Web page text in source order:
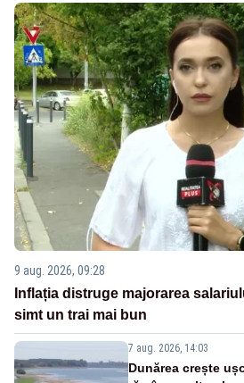
9 aug. 2026, 09:28
Inflația distruge majorarea
simt un trai mai bun
7 aug. 2026, 14:03
Dunărea crește